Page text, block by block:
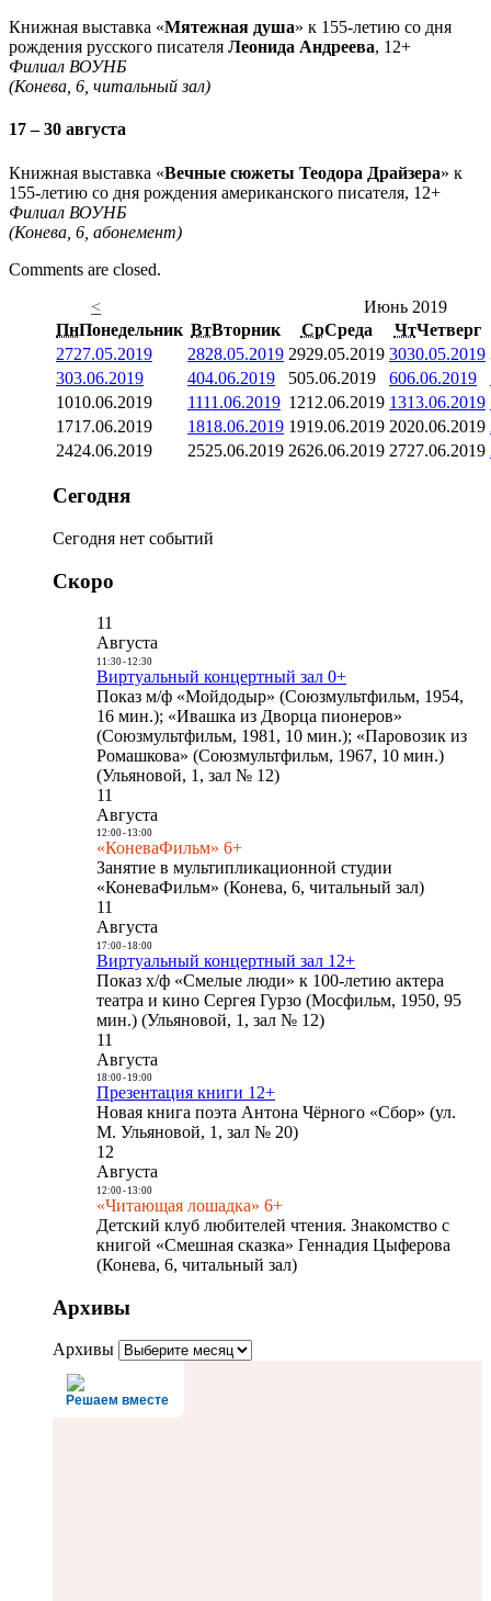
Книжная выставка «Мятежная душа» к 155-летию со дня
рождения русского писателя Леонида Андреева, 12+
Филиал ВОУНБ
(Конева, 6, читальный зал)
17 – 30 августа
Книжная выставка «Вечные сюжеты Теодора Драйзера» к
155-летию со дня рождения американского писателя, 12+
Филиал ВОУНБ
(Конева, 6, абонемент)
Comments are closed.
<
Июнь 2019
ПнПонедельник ВтВторник СрСреда ЧтЧетверг
2727.05.2019 2828.05.2019 2929.05.2019 3030.05.2019
303.06.2019 404.06.2019 505.06.2019 606.06.2019
1010.06.2019 1111.06.2019 1212.06.2019 1313.06.2019
1717.06.2019 1818.06.2019 1919.06.2019 2020.06.2019
2424.06.2019 2525.06.2019 2626.06.2019 2727.06.2019
Сегодня
Сегодня нет событий
Скоро
11
Августа
11:30- 12:30
Виртуальный концертный зал 0+
Показ м/ф «Мойдодыр» (Союзмультфильм, 1954,
16 мин.); «Ивашка из Дворца пионеров»
(Союзмультфильм, 1981, 10 мин.); «Паровозик из
Ромашкова» (Союзмультфильм, 1967, 10 мин.)
(Ульяновой, 1, зал № 12)
11
Августа
12:00- 13:00
«КоневаФильм» 6+
Занятие в мультипликационной студии
«КоневаФильм» (Конева, 6, читальный зал)
11
Августа
17:00- 18:00
Виртуальный концертный зал 12+
Показ х/ф «Смелые люди» к 100-летию актера
театра и кино Сергея Гурзо (Мосфильм, 1950, 95
мин.) (Ульяновой, 1, зал № 12)
11
Августа
18:00- 19:00
Презентация книги 12+
Новая книга поэта Антона Чёрного «Сбор» (ул.
М. Ульяновой, 1, зал № 20)
12
Августа
12:00- 13:00
«Читающая лошадка» 6+
Детский клуб любителей чтения. Знакомство с
книгой «Смешная сказка» Геннадия Цыферова
(Конева, 6, читальный зал)
Архивы
Архивы
Решаем вместе